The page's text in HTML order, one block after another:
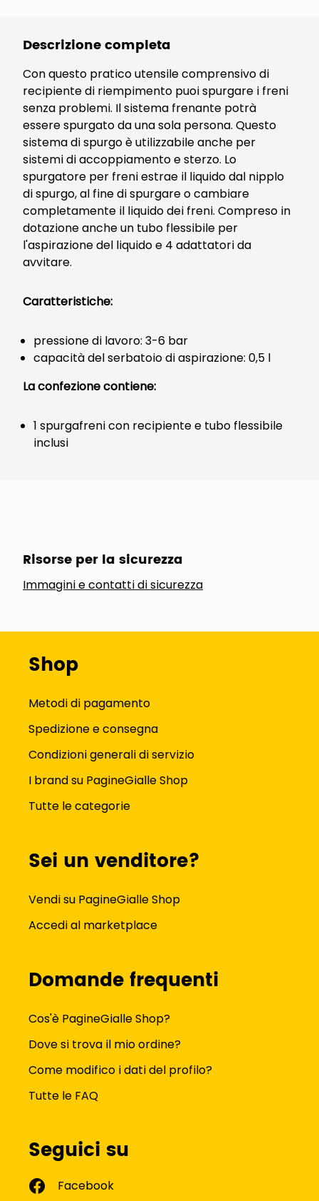
Descrizione completa
Con questo pratico utensile comprensivo di
recipiente di riempimento puoi spurgare i freni
senza problemi. Il sistema frenante potrà
essere spurgato da una sola persona. Questo
sistema di spurgo è utilizzabile anche per
sistemi di accoppiamento e sterzo. Lo
spurgatore per freni estrae il liquido dal nipplo
di spurgo, al fine di spurgare o cambiare
completamente il liquido dei freni. Compreso in
dotazione anche un tubo flessibile per
l'aspirazione del liquido e 4 adattatori da
avvitare.
Caratteristiche:
pressione di lavoro: 3-6 bar
capacità del serbatoio di aspirazione: 0,5 l
La confezione contiene:
1 spurgafreni con recipiente e tubo flessibile
inclusi
Risorse per la sicurezza
Immagini e contatti di sicurezza
Shop
Metodi di pagamento
Spedizione e consegna
Condizioni generali di servizio
I brand su PagineGialle Shop
Tutte le categorie
Sei un venditore?
Vendi su PagineGialle Shop
Accedi al marketplace
Domande frequenti
Cos'è PagineGialle Shop?
Dove si trova il mio ordine?
Come modifico i dati del profilo?
Tutte le FAQ
Seguici su